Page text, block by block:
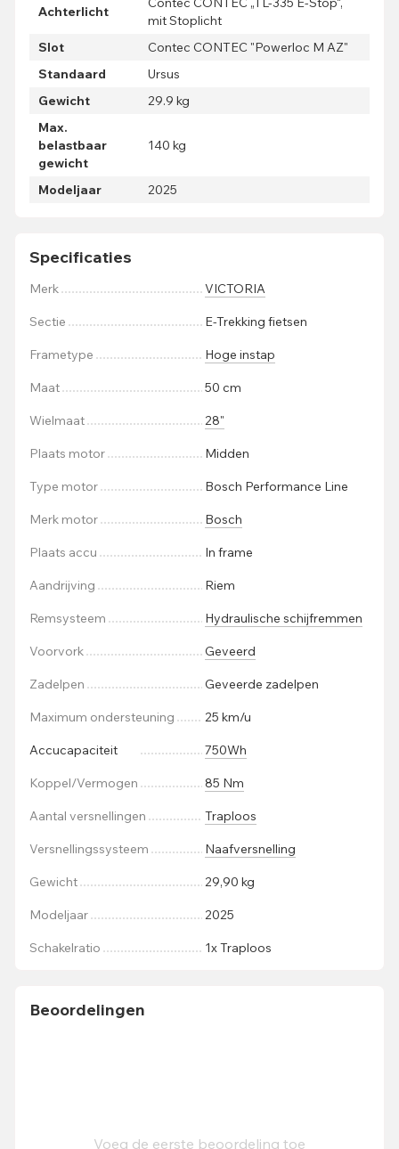
Achterlicht
mit Stoplicht
Slot
Contec CONTEC "Powerloc M AZ"
Standaard
Ursus
Gewicht
29.9 kg
Max.
belastbaar
gewicht
140 kg
Modeljaar 2025
Specificaties
Merk VICTORIA
Sectie E-Trekking fietsen
Frametype Hoge instap
Maat 50 cm
Wielmaat 28"
Plaats motor Midden
Type motor Bosch Performance Line
Merk motor Bosch
Plaats accu In frame
Aandrijving Riem
Remsysteem Hydraulische schijfremmen
Voorvork Geveerd
Zadelpen Geveerde zadelpen
Maximum ondersteuning 25 km/u
Accucapaciteit 750Wh
Koppel/Vermogen 85 Nm
Aantal versnellingen Traploos
Versnellingssysteem Naafversnelling
Gewicht 29,90 kg
Modeljaar 2025
Schakelratio 1x Traploos
Beoordelingen
Voeg de eerste beoordeling toe